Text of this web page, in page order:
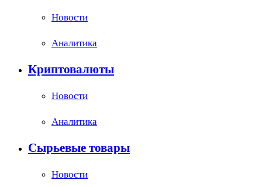
Новости
Аналитика
Криптовалюты
Новости
Аналитика
Сырьевые товары
Новости